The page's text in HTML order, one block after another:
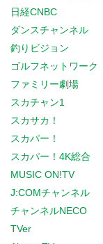
日経CNBC
ダンスチャンネル
釣りビジョン
ゴルフネットワーク
ファミリー劇場
スカチャン1
スカサカ！
スカパー！
スカパー！4K総合
MUSIC ON!TV
J:COMチャンネル
チャンネルNECO
TVer